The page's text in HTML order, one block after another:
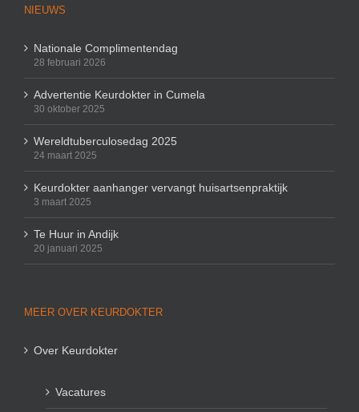
NIEUWS
Nationale Complimentendag
28 februari 2026
Advertentie Keurdokter in Cumela
30 oktober 2025
Wereldtuberculosedag 2025
24 maart 2025
Keurdokter aanhanger vervangt huisartsenpraktijk
3 maart 2025
Te Huur in Andijk
20 januari 2025
MEER OVER KEURDOKTER
Over Keurdokter
Vacatures